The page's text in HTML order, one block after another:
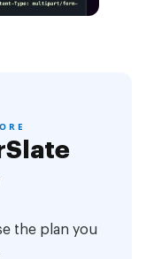
the plan you